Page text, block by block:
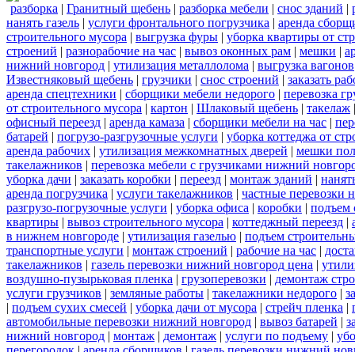
разборка | Гранитный щебень | разборка мебели | снос зданий |
нанять газель | услуги фронтального погрузчика | аренда
строительного мусора | выгрузка фуры | уборка квартиры от
строений | разнорабочие на час | вывоз оконных рам | мешки |
нижний новгород | утилизация металлолома | выгрузка вагонов
Известняковый щебень | грузчики | снос строений | заказать
аренда спецтехники | сборщики мебели недорого | перевозка
от строительного мусора | картон | Шлаковый щебень | такелаж
офисный переезд | аренда камаза | сборщики мебели на час |
батарей | погрузо-разгрузочные услуги | уборка коттеджа от
аренда рабочих | утилизация межкомнатных дверей | мешки
такелажников | перевозка мебели с грузчиками нижний
уборка дачи | заказать коробки | переезд | монтаж зданий |
аренда погрузчика | услуги такелажников | частные перевозки
разгрузо-погрузочные услуги | уборка офиса | коробки | подъем
квартиры | вывоз строительного мусора | коттеджный переезд |
в нижнем новгороде | утилизация газелью | подъем
транспортные услуги | монтаж строений | рабочие на час |
такелажников | газель перевозки нижний новгород цена |
воздушно-пузырьковая пленка | грузоперевозки | демонтаж
услуги грузчиков | земляные работы | такелажники недорого |
| подъем сухих смесей | уборка дачи от мусора | стрейч пленка |
автомобильные перевозки нижний новгород | вывоз батарей |
нижний новгород | монтаж | демонтаж | услуги по подъему |